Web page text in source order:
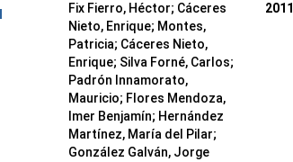
Fix Fierro, Héctor; Cáceres
Nieto, Enrique; Montes,
Patricia; Cáceres Nieto,
Enrique; Silva Forné, Carlos;
Padrón Innamorato,
Mauricio; Flores Mendoza,
Imer Benjamín; Hernández
Martínez, María del Pilar;
González Galván, Jorge
2011